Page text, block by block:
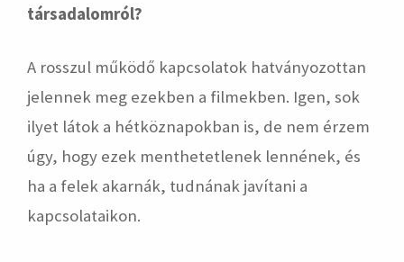
társadalomról?
A rosszul működő kapcsolatok hatványozottan
jelennek meg ezekben a filmekben. Igen, sok
ilyet látok a hétköznapokban is, de nem érzem
úgy, hogy ezek menthetetlenek lennének, és
ha a felek akarnák, tudnának javítani a
kapcsolataikon.